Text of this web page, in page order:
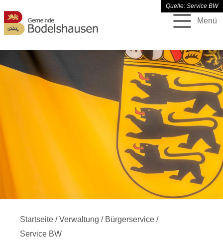
Menü
Quelle: Service BW
Startseite /Verwaltung / Bürgerservice /
Service BW